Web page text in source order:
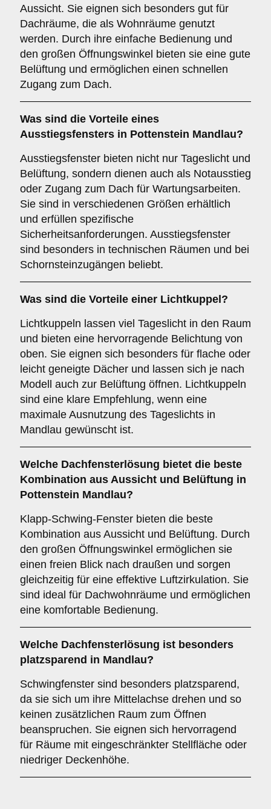
Aussicht. Sie eignen sich besonders gut für
Dachräume, die als Wohnräume genutzt
werden. Durch ihre einfache Bedienung und
den großen Öffnungswinkel bieten sie eine gute
Belüftung und ermöglichen einen schnellen
Zugang zum Dach.
Was sind die Vorteile eines
Ausstiegsfensters in Pottenstein Mandlau?
Ausstiegsfenster bieten nicht nur Tageslicht und
Belüftung, sondern dienen auch als Notausstieg
oder Zugang zum Dach für Wartungsarbeiten.
Sie sind in verschiedenen Größen erhältlich
und erfüllen spezifische
Sicherheitsanforderungen. Ausstiegsfenster
sind besonders in technischen Räumen und bei
Schornsteinzugängen beliebt.
Was sind die Vorteile einer Lichtkuppel ?
Lichtkuppeln lassen viel Tageslicht in den Raum
und bieten eine hervorragende Belichtung von
oben. Sie eignen sich besonders für flache oder
leicht geneigte Dächer und lassen sich je nach
Modell auch zur Belüftung öffnen. Lichtkuppeln
sind eine klare Empfehlung, wenn eine
maximale Ausnutzung des Tageslichts in
Mandlau gewünscht ist.
Welche Dachfensterlösung bietet die beste
Kombination aus Aussicht und Belüftung in
Pottenstein Mandlau?
Klapp-Schwing-Fenster bieten die beste
Kombination aus Aussicht und Belüftung. Durch
den großen Öffnungswinkel ermöglichen sie
einen freien Blick nach draußen und sorgen
gleichzeitig für eine effektive Luftzirkulation. Sie
sind ideal für Dachwohnräume und ermöglichen
eine komfortable Bedienung.
Welche Dachfensterlösung ist besonders
platzsparend in Mandlau?
Schwingfenster sind besonders platzsparend,
da sie sich um ihre Mittelachse drehen und so
keinen zusätzlichen Raum zum Öffnen
beanspruchen. Sie eignen sich hervorragend
für Räume mit eingeschränkter Stellfläche oder
niedriger Deckenhöhe.